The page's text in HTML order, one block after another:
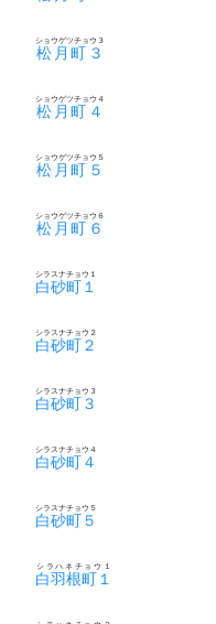
松月町３
ショウゲツチョウ３
松月町４
ショウゲツチョウ４
松月町５
ショウゲツチョウ５
松月町６
ショウゲツチョウ６
白砂町１
シラスナチョウ１
白砂町２
シラスナチョウ２
白砂町３
シラスナチョウ３
白砂町４
シラスナチョウ４
白砂町５
シラスナチョウ５
白羽根町１
シラハネチョウ１